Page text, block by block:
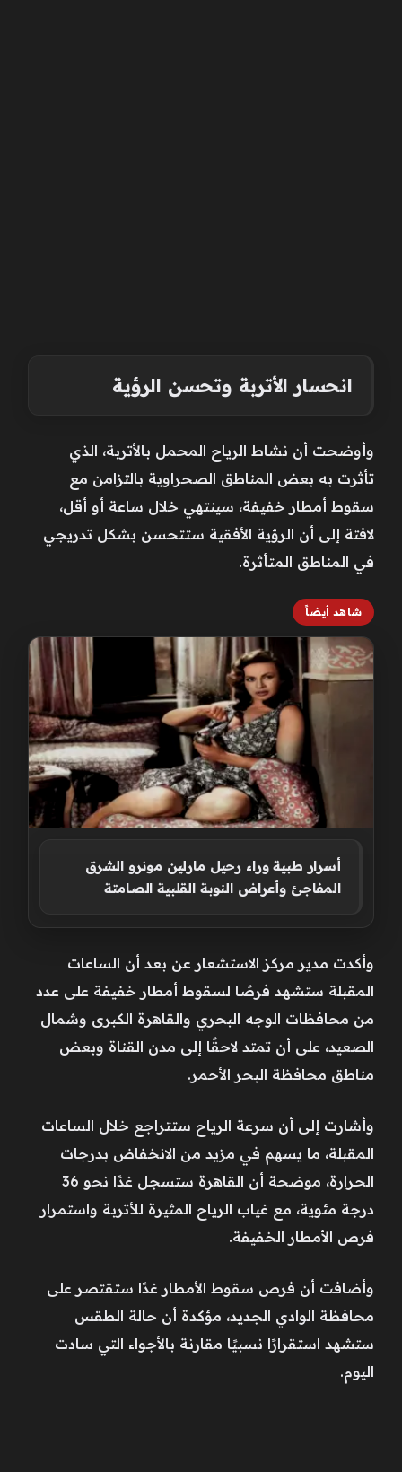
انحسار الأتربة وتحسن الرؤية
وأوضحت أن نشاط الرياح المحمل بالأتربة، الذي
تأثرت به بعض المناطق الصحراوية بالتزامن مع
سقوط أمطار خفيفة، سينتهي خلال ساعة أو أقل،
لافتة إلى أن الرؤية الأفقية ستتحسن بشكل تدريجي
في المناطق المتأثرة.
شاهد أيضاً
أسرار طبية وراء رحيل مارلين مونرو الشرق
المفاجئ وأعراض النوبة القلبية الصامتة
وأكدت مدير مركز الاستشعار عن بعد أن الساعات
المقبلة ستشهد فرصًا لسقوط أمطار خفيفة على عدد
من محافظات الوجه البحري والقاهرة الكبرى وشمال
الصعيد، على أن تمتد لاحقًا إلى مدن القناة وبعض
مناطق محافظة البحر الأحمر.
وأشارت إلى أن سرعة الرياح ستتراجع خلال الساعات
المقبلة، ما يسهم في مزيد من الانخفاض بدرجات
الحرارة، موضحة أن القاهرة ستسجل غدًا نحو 36
درجة مئوية، مع غياب الرياح المثيرة للأتربة واستمرار
فرص الأمطار الخفيفة.
وأضافت أن فرص سقوط الأمطار غدًا ستقتصر على
محافظة الوادي الجديد، مؤكدة أن حالة الطقس
ستشهد استقرارًا نسبيًا مقارنة بالأجواء التي سادت
اليوم.